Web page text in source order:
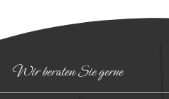
Wir beraten Sie gerne